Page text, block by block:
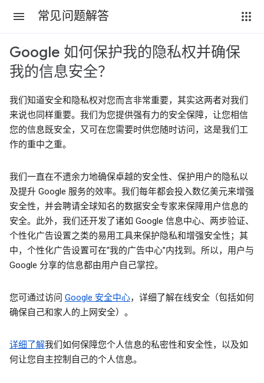
常见问题解答
Google 如何保护我的隐私权并确保
我的信息安全？
我们知道安全和隐私权对您而言非常重要，其实这两者对我们
来说也同样重要。我们为您提供强有力的安全保障，让您相信
您的信息既安全，又可在您需要时供您随时访问，这是我们工
作的重中之重。
我们一直在不遗余力地确保卓越的安全性、保护用户的隐私以
及提升 Google 服务的效率。我们每年都会投入数亿美元来增强
安全性，并会聘请全球知名的数据安全专家来保障用户信息的
安全。此外，我们还开发了诸如 Google 信息中心、两步验证、
个性化广告设置之类的易用工具来保护隐私和增强安全性；其
中，个性化广告设置可在“我的广告中心”内找到。所以，用户与
Google 分享的信息都由用户自己掌控。
您可通过访问 Google 安全中心，详细了解在线安全（包括如何
确保自己和家人的上网安全）。
详细了解我们如何保障您个人信息的私密性和安全性，以及如
何让您自主控制自己的个人信息。